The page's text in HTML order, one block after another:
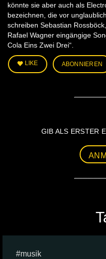
könnte sie aber auch als
bezeichnen, die vor
schreiben Sebastian
Rafael Wagner eingängige
Cola Eins Zwei Drei“.
LIKE ABONNIEREN
GIB ALS ERSTER
musik